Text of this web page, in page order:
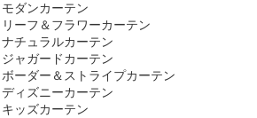
モダンカーテン
リーフ＆フラワーカーテン
ナチュラルカーテン
ジャガードカーテン
ボーダー＆ストライプカーテン
ディズニーカーテン
キッズカーテン